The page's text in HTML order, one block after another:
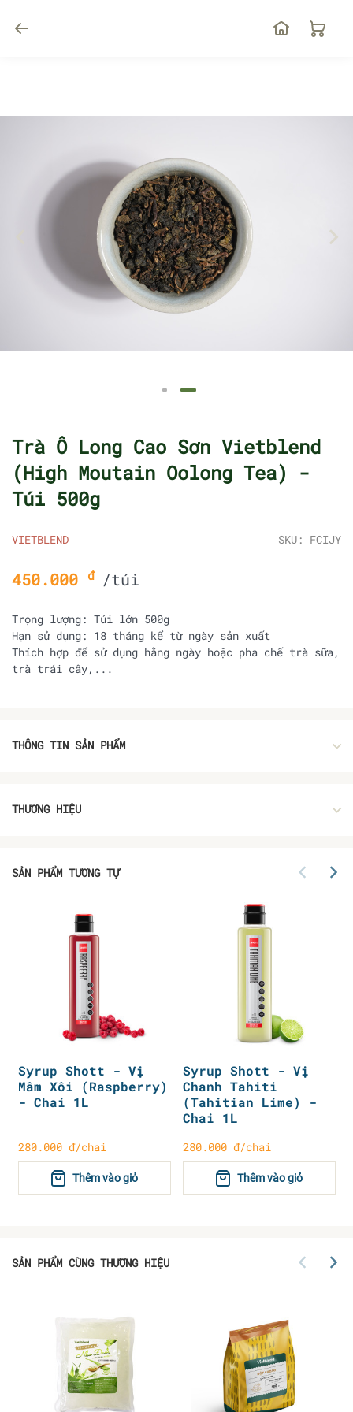
Trà Ô Long Cao Sơn Vietblend
(High Moutain Oolong Tea) -
Túi 500g
VIETBLEND SKU: FCIJY
450.000 đ /túi
Trọng lượng: Túi lớn 500g
Hạn sử dụng: 18 tháng kể từ ngày sản xuất
Thích hợp để sử dụng hằng ngày hoặc pha chế trà sữa,
trà trái cây,...
THÔNG TIN SẢN PHẨM
THƯƠNG HIỆU
SẢN PHẨM TƯƠNG TỰ
Syrup Shott - Vị
Mâm Xôi (Raspberry)
- Chai 1L
280.000 đ/chai
Thêm vào giỏ
Syrup Shott - Vị
Chanh Tahiti
(Tahitian Lime) -
Chai 1L
280.000 đ/chai
Thêm vào giỏ
SẢN PHẨM CÙNG THƯƠNG HIỆU